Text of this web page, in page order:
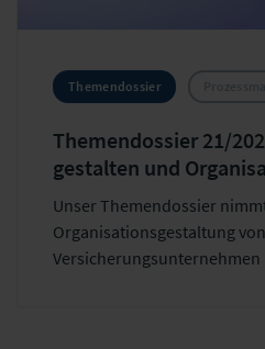
Themendossier
Themendossier 21/
gestalten und
Unser Themendossier
Organisationsgestaltung von
Versicherungsunternehmen